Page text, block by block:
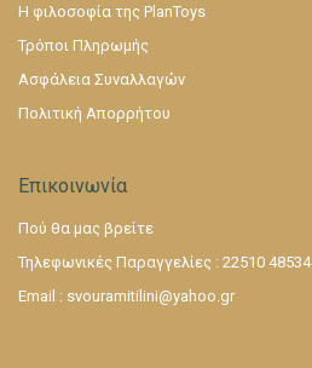
Η φιλοσοφία της PlanToys
Τρόποι Πληρωμής
Ασφάλεια Συναλλαγών
Πολιτική Απορρήτου
Επικοινωνία
Πού θα μας βρείτε
Τηλεφωνικές Παραγγελίες : 22510 48534
Email : svouramitilini@yahoo.gr